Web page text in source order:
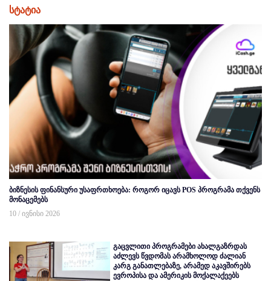
სტატია
ბიზნესის ფინანსური უსაფრთხოება: როგორ იცავს POS პროგრამა თქვენს
მონაცემებს
10 / ივნისი 2026
გაცვლითი პროგრამები ახალგაზრდას
აძლევს წვდომას არამხოლოდ ძალიან
კარგ განათლებაზე, არამედ აკავშირებს
ევროპისა და ამერიკის მოქალაქეებს